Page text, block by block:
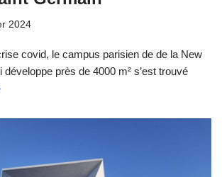
2024
covid, le campus parisien de de la New
près de 4000 m² s’est trouvé